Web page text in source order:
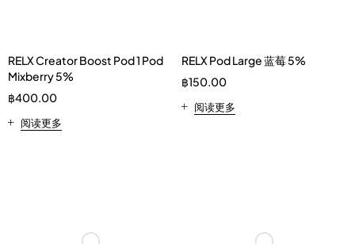
RELX Creator Boost Pod 1 Pod
Mixberry 5%
฿400.00
阅读更多
RELX Pod Large 蓝莓 5%
฿150.00
阅读更多